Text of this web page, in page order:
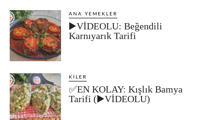
ANA YEMEKLER
▶️VİDEOLU: Beğendili
Karnıyarık Tarifi
KILER
✅EN KOLAY: Kışlık Bamya
Tarifi (▶️VİDEOLU)